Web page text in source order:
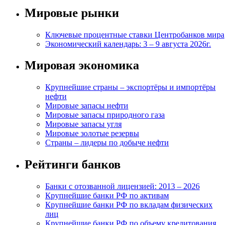
Мировые рынки
Ключевые процентные ставки Центробанков мира
Экономический календарь: 3 – 9 августа 2026г.
Мировая экономика
Крупнейшие страны – экспортёры и импортёры
нефти
Мировые запасы нефти
Мировые запасы природного газа
Мировые запасы угля
Мировые золотые резервы
Страны – лидеры по добыче нефти
Рейтинги банков
Банки с отозванной лицензией: 2013 – 2026
Крупнейшие банки РФ по активам
Крупнейшие банки РФ по вкладам физических
лиц